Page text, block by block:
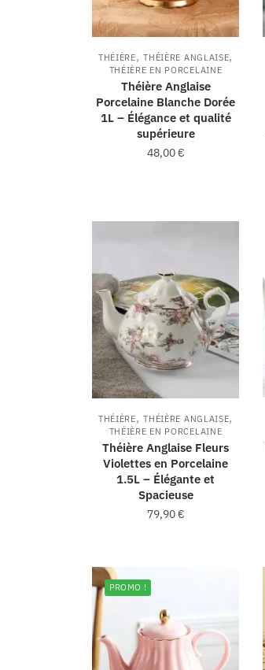
THÉIÈRE,THÉIÈRE ANGLAISE,
THÉIÈRE EN PORCELAINE
Théière Anglaise
Porcelaine Blanche Dorée
1L – Élégance et qualité
supérieure
48,00€
THÉIÈRE,THÉIÈRE ANGLAISE,
THÉIÈRE EN PORCELAINE
Théière Anglaise Fleurs
Violettes en Porcelaine
1.5L – Élégante et
Spacieuse
79,90€
PROMO !